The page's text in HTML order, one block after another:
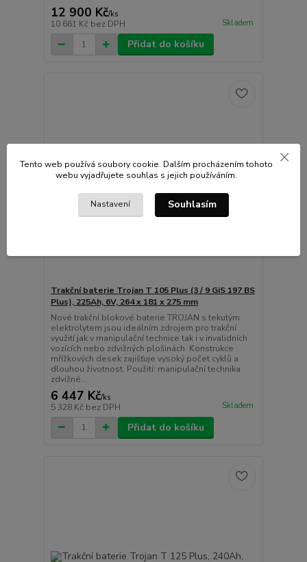
12 900 Kč/ks
10 661 Kč bez DPH Skladem
Přidat do košíku
Trakční baterie Trojan T 105 Plus (3 / 9 GiS 197 BS
Plus), 225Ah, 6V, 264 x 181 x 275 mm
Nové trakční blokové baterie TROJAN s tekutým
elektrolytem jsou ideálním zdrojem pro trakční
využití jak v manipulační technice tak i v invalidních
vozících nebo zdvižných plošinách. Konstrukce
mřížkových desek zajišťuje vysoký počet cyklů a
dlouhou životnost. Použití: manipulační technika
zdvižné...
6 447 Kč/ks
5 328 Kč bez DPH Skladem
Přidat do košíku
Tento web používá soubory cookie. Dalším procházením tohoto
webu vyjadřujete souhlas s jejich používáním.
Nastavení Souhlasím